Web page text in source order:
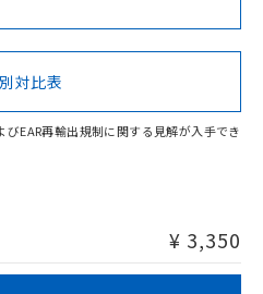
Cd Cr(VI)
可能性があります。
対比表
EAR再輸出規制に関する見解が入手でき
¥ 3,350